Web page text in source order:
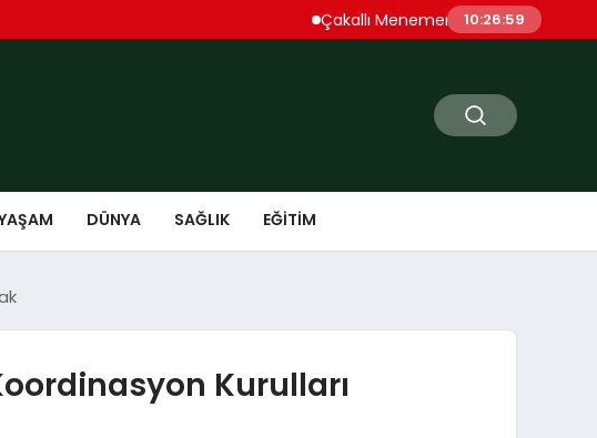
Çakallı Menemeni Denince Öne Çıkan
10:27:00
DÜNYA SAĞLIK EĞITIM
Kurulları